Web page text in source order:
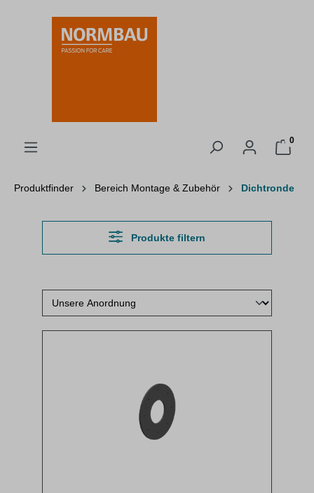
springen
0
Produktfinder Bereich Montage & Zubehör Dichtronde
Produkte filtern